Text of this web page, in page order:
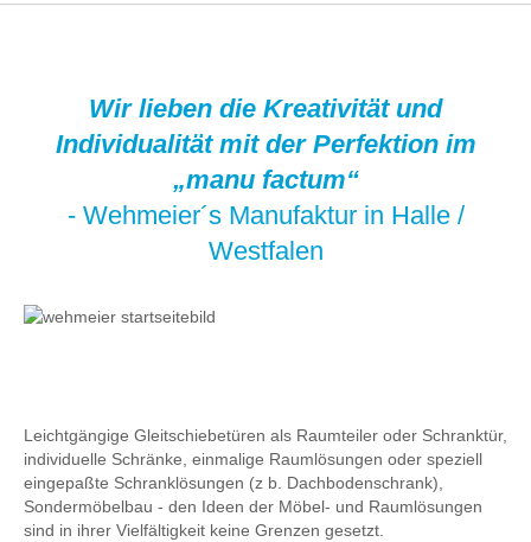
Wir lieben die Kreativität und
Individualität mit der Perfektion im
„manu factum“
- Wehmeier´s Manufaktur in Halle /
Westfalen
Leichtgängige Gleitschiebetüren als Raumteiler oder Schranktür,
individuelle Schränke, einmalige Raumlösungen oder speziell
eingepaßte Schranklösungen (z b. Dachbodenschrank),
Sondermöbelbau - den Ideen der Möbel- und Raumlösungen
sind in ihrer Vielfältigkeit keine Grenzen gesetzt.